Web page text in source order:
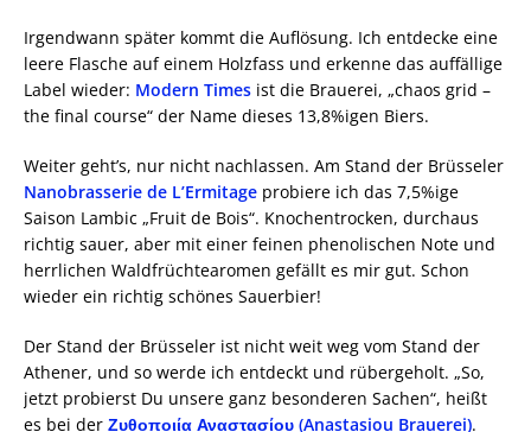
Irgendwann später kommt die Auflösung. Ich entdecke eine
leere Flasche auf einem Holzfass und erkenne das auffällige
Label wieder: Modern Times ist die Brauerei, „chaos grid –
the final course“ der Name dieses 13,8%igen Biers.
Weiter geht’s, nur nicht nachlassen. Am Stand der Brüsseler
Nanobrasserie de L’Ermitage probiere ich das 7,5%ige
Saison Lambic „Fruit de Bois“. Knochentrocken, durchaus
richtig sauer, aber mit einer feinen phenolischen Note und
herrlichen Waldfrüchtearomen gefällt es mir gut. Schon
wieder ein richtig schönes Sauerbier!
Der Stand der Brüsseler ist nicht weit weg vom Stand der
Athener, und so werde ich entdeckt und rübergeholt. „So,
jetzt probierst Du unsere ganz besonderen Sachen“, heißt
es bei der Ζυθοποιία Αναστασίου (Anastasiou Brauerei).